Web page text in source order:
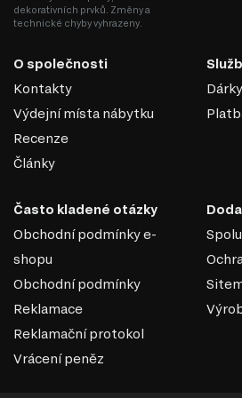
prachu, což je činí praktickými pro
Optické zvětšení prostoru: Průhledné
prostor.
Široká barevná škála: Sklo může být
různých barev, což umožňuje vytvoření
interiéru.
Skleněné fasády jsou vynikající
stylového a moderního nábytku,
eleganci a lehkost.
dekorativních prvků. Změny a
technické chyby vyhrazeny.
O společnosti
Kontakty
Výdejní místa nábytku
Recenze
Články
Často kladené otázky
Obchodní podmínky e-
shopu
Obchodní podmínky
Reklamace
Reklamační protokol
Vrácení peněz